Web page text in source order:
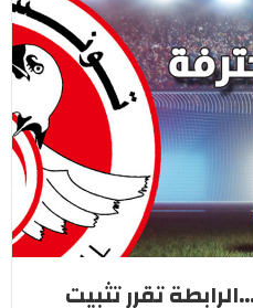
تقرر تثبيت